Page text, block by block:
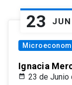
23 JUN
Ignacia
23 de Junio